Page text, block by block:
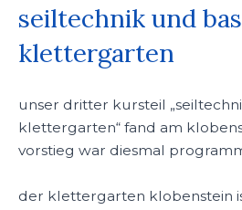
seiltechnik und
klettergarten
unser dritter kursteil
klettergarten“ fand am
vorstieg war diesmal
der klettergarten klobenstein